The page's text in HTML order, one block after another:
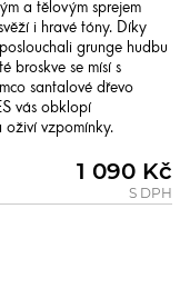
a tělovým sprejem
i hravé tóny. Díky
grunge hudbu
broskve se mísí s
santalové dřevo
vás obklopí
oživí vzpomínky.
1 090 Kč
S DPH